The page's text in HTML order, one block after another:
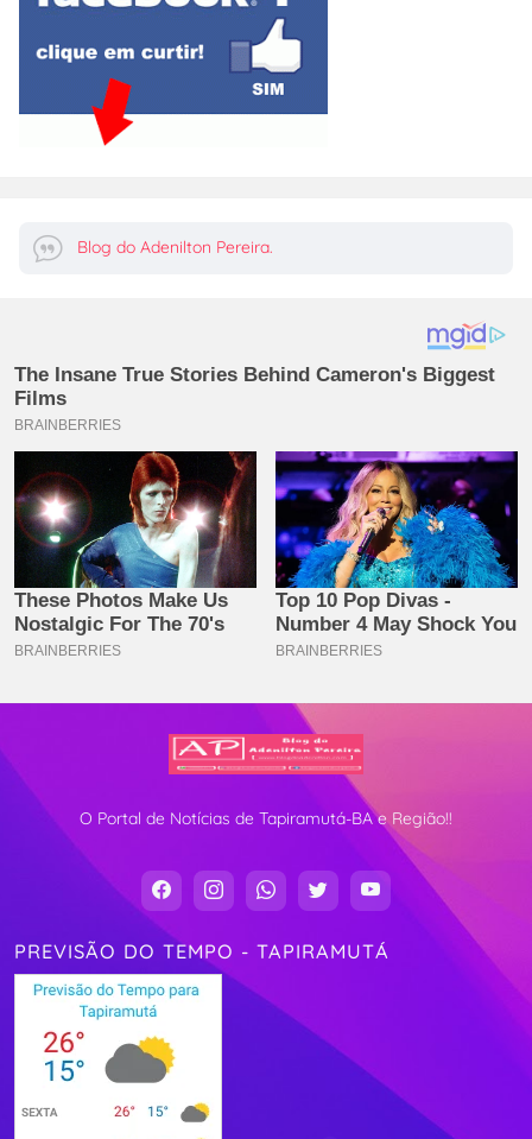
Blog do Adenilton Pereira.
O Portal de Notícias de Tapiramutá-BA e Região!!
PREVISÃO DO TEMPO - TAPIRAMUTÁ